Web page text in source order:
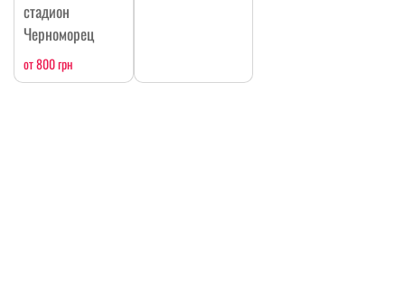
стадион
Черноморец
от 800 грн